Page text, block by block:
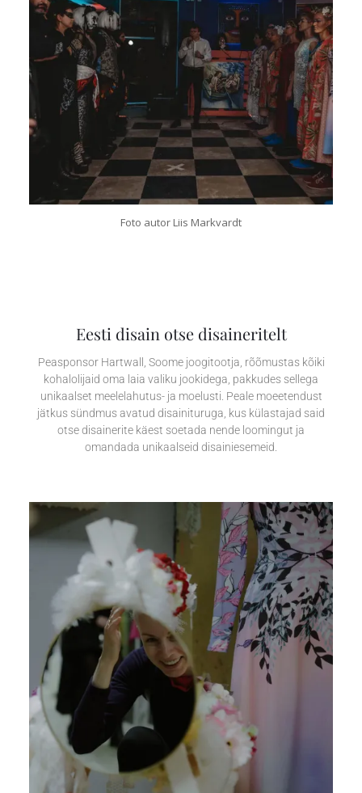
Foto autor Liis Markvardt
Eesti disain otse disaineritelt
Peasponsor Hartwall, Soome joogitootja, rõõmustas kõiki
kohalolijaid oma laia valiku jookidega, pakkudes sellega
unikaalset meelelahutus- ja moelusti. Peale moeetendust
jätkus sündmus avatud disainituruga, kus külastajad said
otse disainerite käest soetada nende loomingut ja
omandada unikaalseid disainiesemeid.